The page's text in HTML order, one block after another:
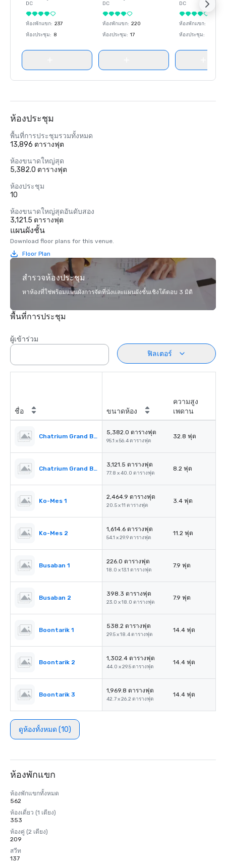
DC
ห้องพักแขก: 237
ห้องประชุม: 8
DC
ห้องพักแขก: 220
ห้องประชุม: 17
DC
ห้องพักแขก:
ห้องประชุม:
ห้องประชุม
พื้นที่การประชุมรวมทั้งหมด
13,896 ตารางฟุต
ห้องขนาดใหญ่สุด
5,382.0 ตารางฟุต
ห้องประชุม
10
ห้องขนาดใหญ่สุดอันดับสอง
3,121.5 ตารางฟุต
แผนผังชั้น
Download floor plans for this venue.
Floor Plan
สำรวจห้องประชุม
หาห้องที่ใช่พร้อมแผนผังการจัดที่นั่งและแผนผังชั้นเชิงโต้ตอบ 3 มิติ
พื้นที่การประชุม
ผู้เข้าร่วม
ฟิลเตอร์
ชื่อ ขนาดห้อง
ความสูง
เพดาน
Chatrium Grand Ballroom
5,382.0 ตารางฟุต
95.1 x 56.4 ตารางฟุต
32.8 ฟุต
Chatrium Grand Ballroom Foyer
3,121.5 ตารางฟุต
77.8 x 40.0 ตารางฟุต
8.2 ฟุต
Ko-Mes 1
2,464.9 ตารางฟุต
20.5 x 11 ตารางฟุต
3.4 ฟุต
Ko-Mes 2
1,614.6 ตารางฟุต
54.1 x 29.9 ตารางฟุต
11.2 ฟุต
Busaban 1
226.0 ตารางฟุต
18.0 x 13.1 ตารางฟุต
7.9 ฟุต
Busaban 2
398.3 ตารางฟุต
23.0 x 18.0 ตารางฟุต
7.9 ฟุต
Boontarik 1
538.2 ตารางฟุต
29.5 x 18.4 ตารางฟุต
14.4 ฟุต
Boontarik 2
1,302.4 ตารางฟุต
44.0 x 29.5 ตารางฟุต
14.4 ฟุต
Boontarik 3
1,969.8 ตารางฟุต
42.7 x 26.2 ตารางฟุต
14.4 ฟุต
ดูห้องทั้งหมด (10)
ห้องพักแขก
ห้องพักแขกทั้งหมด
562
ห้องเดี่ยว (1 เตียง)
353
ห้องคู่ (2 เตียง)
209
สวีท
137